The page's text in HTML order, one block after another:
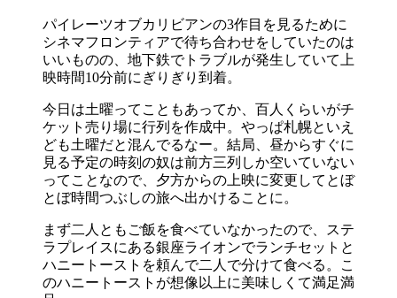
パイレーツオブカリビアンの3作目を見るために
シネマフロンティアで待ち合わせをしていたのは
いいものの、地下鉄でトラブルが発生していて上
映時間10分前にぎりぎり到着。
今日は土曜ってこともあってか、百人くらいがチ
ケット売り場に行列を作成中。やっぱ札幌といえ
ども土曜だと混んでるなー。結局、昼からすぐに
見る予定の時刻の奴は前方三列しか空いていない
ってことなので、夕方からの上映に変更してとぼ
とぼ時間つぶしの旅へ出かけることに。
まず二人ともご飯を食べていなかったので、ステ
ラプレイスにある銀座ライオンでランチセットと
ハニートーストを頼んで二人で分けて食べる。こ
のハニートーストが想像以上に美味しくて満足満